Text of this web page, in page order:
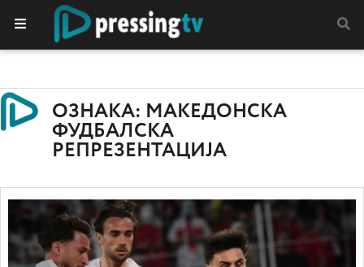
ОЗНАКА: МАКЕДОНСКА
ФУДБАЛСКА
РЕПРЕЗЕНТАЦИЈА